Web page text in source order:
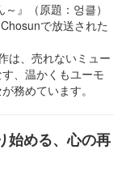
』（原題：엉클）
で放送された
は、売れないミュー
、温かくもユーモ
務めています。
始める、心の再